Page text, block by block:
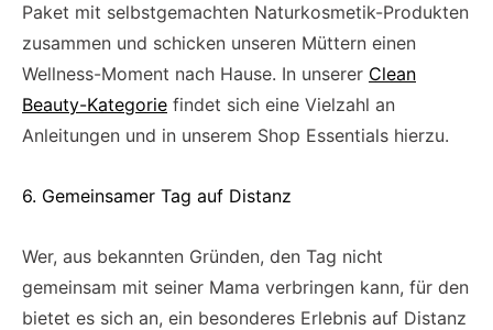
Paket mit selbstgemachten Naturkosmetik-Produkten
zusammen und schicken unseren Müttern einen
Wellness-Moment nach Hause. In unserer Clean
Beauty-Kategorie findet sich eine Vielzahl an
Anleitungen und in unserem Shop Essentials hierzu.
6. Gemeinsamer Tag auf Distanz
Wer, aus bekannten Gründen, den Tag nicht
gemeinsam mit seiner Mama verbringen kann, für den
bietet es sich an, ein besonderes Erlebnis auf Distanz